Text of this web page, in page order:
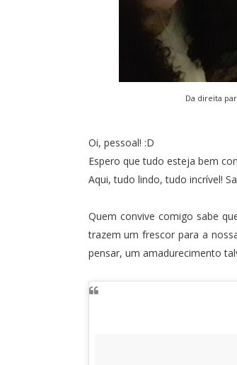
Da direita
Oi, pessoal! :D
Espero que tudo esteja bem
Aqui, tudo lindo, tudo incrível!
Quem convive comigo sabe
trazem um frescor para a
pensar, um amadurecimento